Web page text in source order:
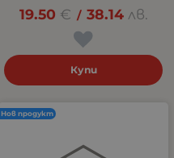
19.50 € / 38.14 лв.
Купи
Нов продукт